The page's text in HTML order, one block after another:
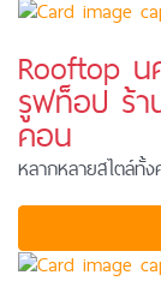
Rooftop น
รูฟท็อป ร้า
คอน
หลากหลายสไตล์ทั้